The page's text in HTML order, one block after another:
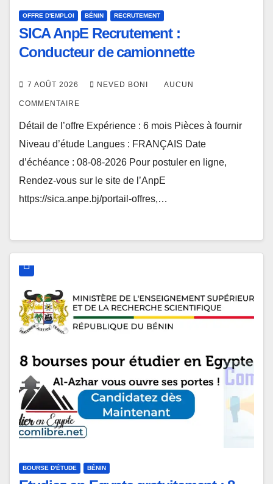
OFFRE D'EMPLOI BÉNIN RECRUTEMENT
SICA AnpE Recrutement :
Conducteur de camionnette
7 AOÛT 2026 NEVED BONI AUCUN
COMMENTAIRE
Détail de l’offre Expérience : 6 mois Pièces à fournir
Niveau d’étude Langues : FRANÇAIS Date
d’échéance : 08-08-2026 Pour postuler en ligne,
Rendez-vous sur le site de l’AnpE
https://sica.anpe.bj/portail-offres,…
BOURSE D'ÉTUDE BÉNIN